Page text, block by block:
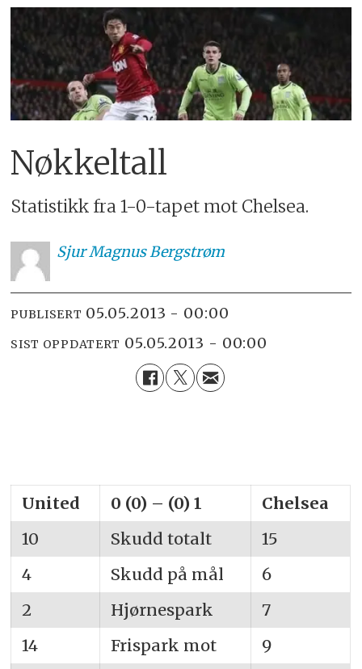
Nøkkeltall
Statistikk fra 1-0-tapet mot Chelsea.
SjurMagnus Bergstrøm
PUBLISERT 05.05.2013 - 00:00
SIST OPPDATERT 05.05.2013 - 00:00
United 0 (0) – (0) 1
Chelsea
10
Skudd totalt
15
4
Skudd på mål
6
2
Hjørnespark
7
14
Frispark mot
9